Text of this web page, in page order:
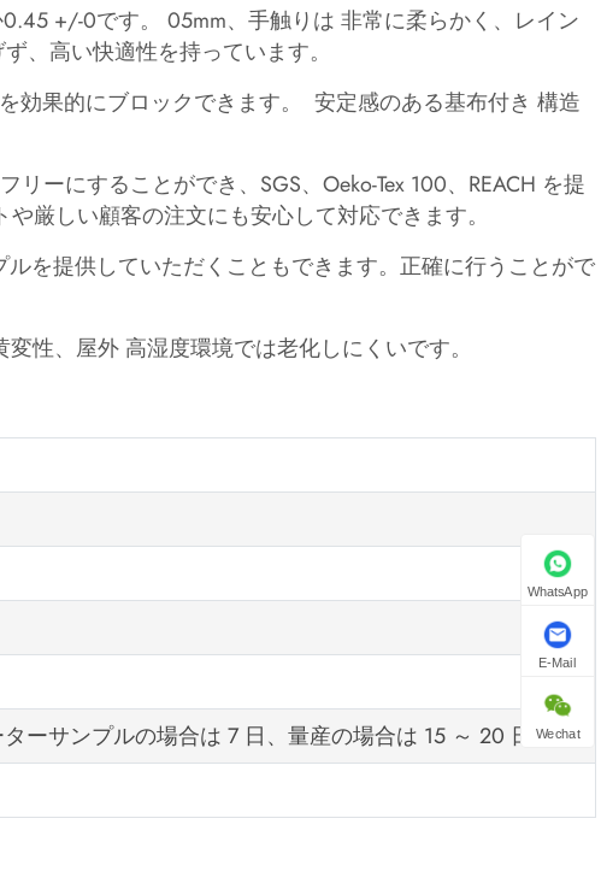
+/-0です。 05mm、手触りは 非常に柔らかく、レイン
、高い快適性を持っています。
効果的にブロックできます。 安定感のある基布付き 構造
ーにすることができ、SGS、Oeko-Tex 100、REACH を提
厳しい顧客の注文にも安心して対応できます。
を提供していただくこともできます。正確に行うことがで
性、屋外 高湿度環境では老化しにくいです。
ーサンプルの場合は 7 日、量産の場合は 15 ～ 20 日
WhatsApp
E-Mail
Wechat